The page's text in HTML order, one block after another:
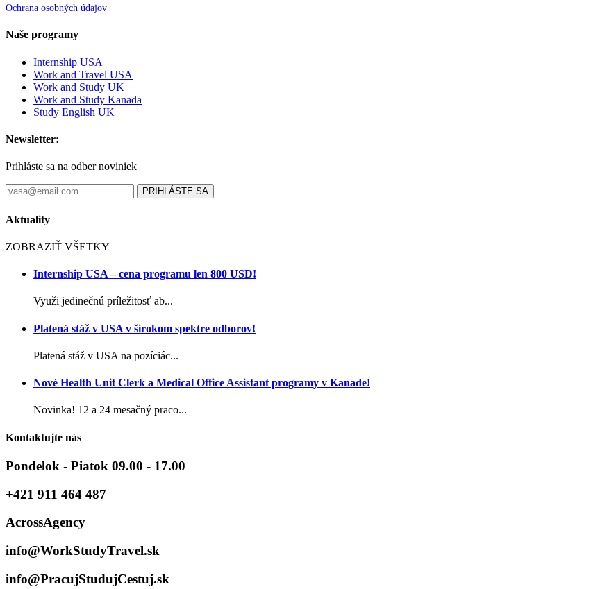
Ochrana osobných údajov
Naše programy
Internship USA
Work and Travel USA
Work and Study UK
Work and Study Kanada
Study English UK
Newsletter:
Prihláste sa na odber noviniek
PRIHLÁSTE SA
Aktuality
ZOBRAZIŤ VŠETKY
Internship USA – cena programu len 800 USD!
Využi jedinečnú príležitosť ab...
Platená stáž v USA v širokom spektre odborov!
Platená stáž v USA na pozíciác...
Nové Health Unit Clerk a Medical Office Assistant programy v Kanade!
Novinka! 12 a 24 mesačný praco...
Kontaktujte nás
Pondelok - Piatok 09.00 - 17.00
+421 911 464 487
AcrossAgency
info@WorkStudyTravel.sk
info@PracujStudujCestuj.sk